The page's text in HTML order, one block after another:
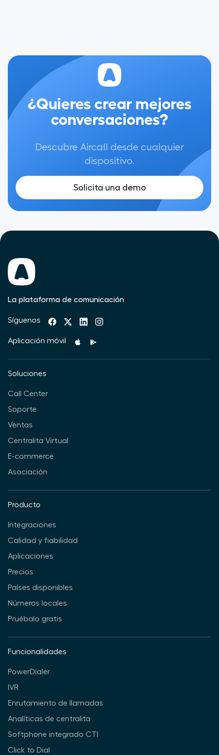
¿Quieres crear mejores
conversaciones?
Descubre Aircall desde cualquier
dispositivo.
Solicita una demo
La plataforma de comunicación
Síguenos
Aplicación móvil
Soluciones
Call Center
Soporte
Ventas
Centralita Virtual
E-commerce
Asociación
Producto
Integraciones
Calidad y fiabilidad
Aplicaciones
Precios
Países disponibles
Números locales
Pruébalo gratis
Funcionalidades
PowerDialer
IVR
Enrutamiento de llamadas
Analíticas de centralita
Softphone integrado CTI
Click to Dial